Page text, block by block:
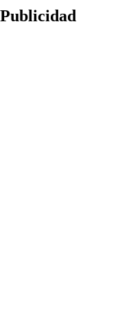
Publicidad